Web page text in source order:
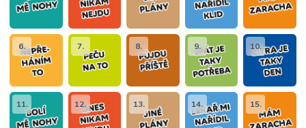
6. 7. 8. 9. 10.
11. 12. 13. 14. 15.